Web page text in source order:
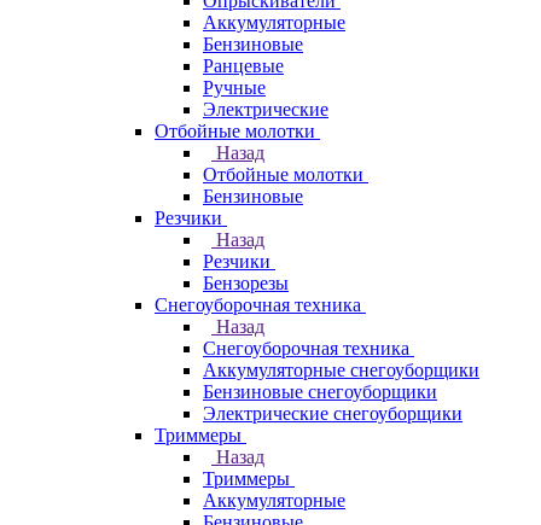
Аккумуляторные
Бензиновые
Ранцевые
Ручные
Электрические
Отбойные молотки
Назад
Отбойные молотки
Бензиновые
Резчики
Назад
Резчики
Бензорезы
Снегоуборочная техника
Назад
Снегоуборочная техника
Аккумуляторные снегоуборщики
Бензиновые снегоуборщики
Электрические снегоуборщики
Триммеры
Назад
Триммеры
Аккумуляторные